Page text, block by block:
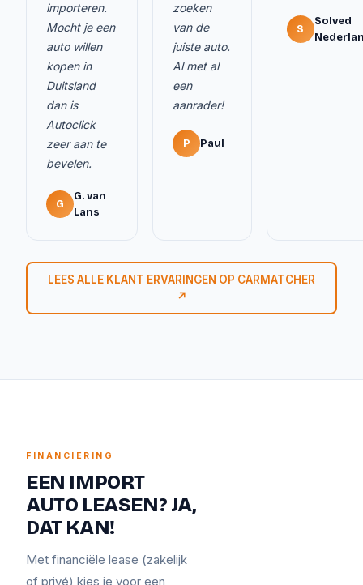
importeren.
Mocht je een
auto willen
kopen in
Duitsland
dan is
Autoclick
zeer aan te
bevelen.
G
G. van
Lans
zoeken
van de
juiste auto.
Al met al
een
aanrader!
P Paul
S
Solved
LEES ALLE KLANT ERVARINGEN OP CARMATCHER
↗
FINANCIERING
EEN IMPORT
AUTO LEASEN? JA,
DAT KAN!
Met financiële lease (zakelijk
of privé) kies je voor een